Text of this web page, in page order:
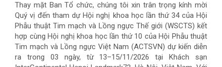
Thay mặt Ban Tổ chức, chúng tôi xin trân trọng kính mời
Quý vị đến tham dự Hội nghị khoa học lần thứ 34 của Hội
Phẫu thuật Tim mạch và Lồng ngực Thế giới (WSCTS) kết
hợp cùng Hội nghị khoa học lần thứ 10 của Hội Phẫu thuật
Tim mạch và Lồng ngực Việt Nam (ACTSVN) dự kiến diễn
ra trong 03 ngày, từ 13–15/11/2026 tại Khách sạn